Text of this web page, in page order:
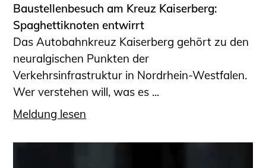
Baustellenbesuch am Kreuz Kaiserberg:
Spaghettiknoten entwirrt
Das Autobahnkreuz Kaiserberg gehört zu den
neuralgischen Punkten der
Verkehrsinfrastruktur in Nordrhein-Westfalen.
Wer verstehen will, was es ...
Meldung lesen